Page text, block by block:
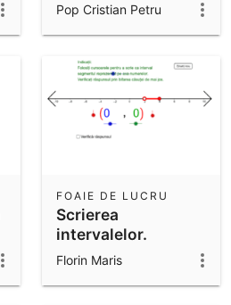
Pop Cristian Petru
Scrierea
intervalelor.
FOAIE DE LUCRU
Florin Maris